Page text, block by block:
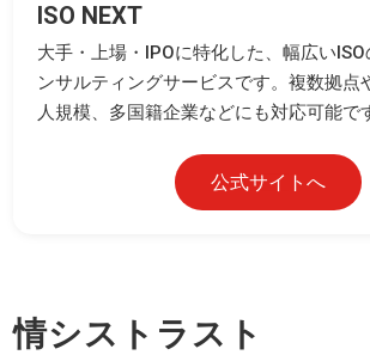
ISO NEXT
大手・上場・IPOに特化した、幅広い
ンサルティングサービスです。複数拠点
人規模、多国籍企業などにも対応可能で
公式サイトへ
情シストラスト